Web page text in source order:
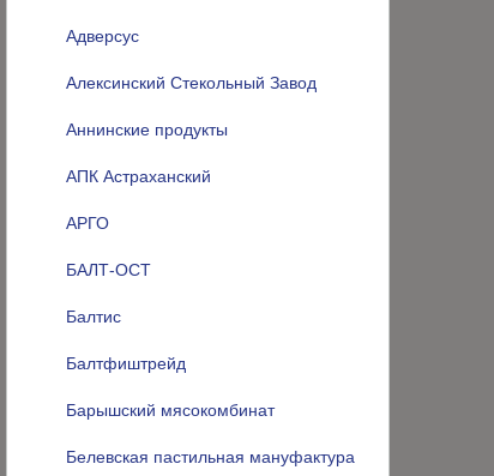
Адверсус
Алексинский Стекольный Завод
Аннинские продукты
АПК Астраханский
АРГО
БАЛТ-ОСТ
Балтис
Балтфиштрейд
Барышский мясокомбинат
Белевская пастильная мануфактура